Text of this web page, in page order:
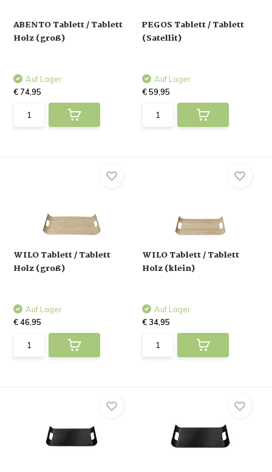
ABENTO Tablett / Tablett
Holz (groß)
Auf Lager
€ 74,95
PEGOS Tablett / Tablett
(Satellit)
Auf Lager
€ 59,95
WILO Tablett / Tablett
Holz (groß)
Auf Lager
€ 46,95
WILO Tablett / Tablett
Holz (klein)
Auf Lager
€ 34,95